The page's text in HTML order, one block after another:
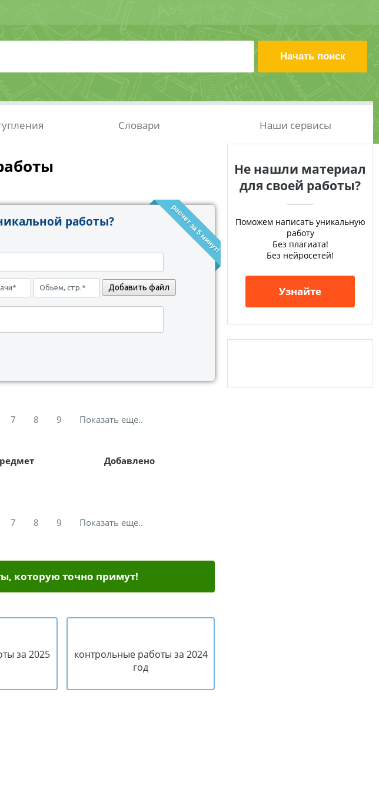
Словари Наши сервисы
расчет за 5 минут!
работы?
Добавить файл
7 8 9 Показать еще..
Добавлено
7 8 9 Показать еще..
которую точно примут!
за 2025
контрольные работы за 2024
год
Не нашли материал
для своей работы?
Поможем написать уникальную
работу
Без плагиата!
Без нейросетей!
Узнайте